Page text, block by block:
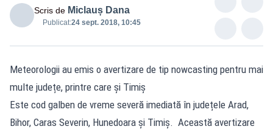
Scris de Miclauș Dana
Publicat:24 sept. 2018, 10:45
Meteorologii au emis o avertizare de tip nowcasting pentru mai
multe județe, printre care și Timiș
Este cod galben de vreme severă imediată în județele Arad,
Bihor, Caras Severin, Hunedoara și Timiș. Această avertizare